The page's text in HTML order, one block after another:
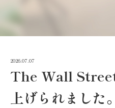
2026.07.07
The Wall
上げられました。